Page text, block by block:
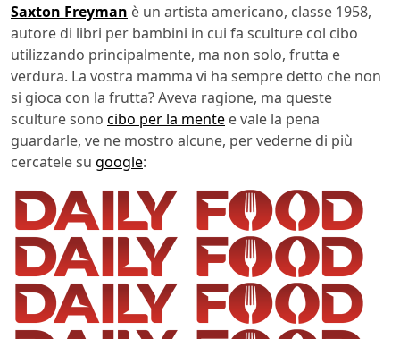
Saxton Freyman è un artista americano, classe 1958,
autore di libri per bambini in cui fa sculture col cibo
utilizzando principalmente, ma non solo, frutta e
verdura. La vostra mamma vi ha sempre detto che non
si gioca con la frutta? Aveva ragione, ma queste
sculture sono cibo per la mente e vale la pena
guardarle, ve ne mostro alcune, per vederne di più
cercatele su google: